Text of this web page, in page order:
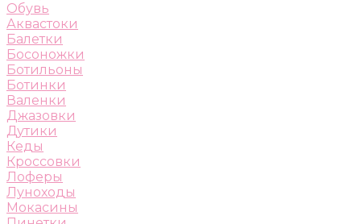
Обувь
Аквастоки
Балетки
Босоножки
Ботильоны
Ботинки
Валенки
Джазовки
Дутики
Кеды
Кроссовки
Лоферы
Луноходы
Мокасины